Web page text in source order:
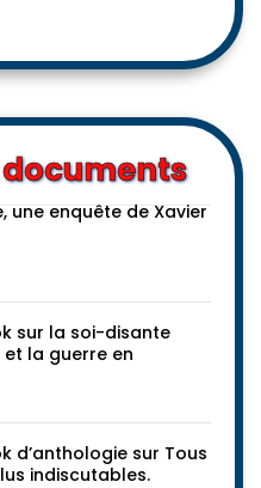
une enquête de Xavier
sur la soi-disante
et la guerre en
d’anthologie sur Tous
indiscutables.